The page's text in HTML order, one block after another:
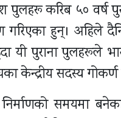
पुलहरू करिब ५० वर्ष
गरिएका हुन्। अहिले
यी पुराना पुलहरूले
केन्द्रीय सदस्य
समयमा